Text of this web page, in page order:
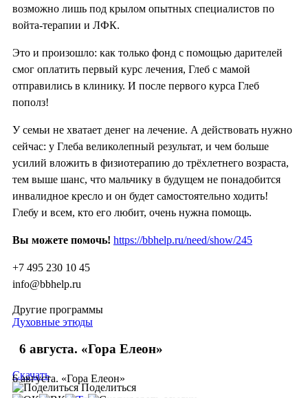
возможно лишь под крылом опытных специалистов по
войта-терапии и ЛФК.
Это и произошло: как только фонд с помощью дарителей
смог оплатить первый курс лечения, Глеб с мамой
отправились в клинику. И после первого курса Глеб
пополз!
У семьи не хватает денег на лечение. А действовать нужно
сейчас: у Глеба великолепный результат, и чем больше
усилий вложить в физиотерапию до трёхлетнего возраста,
тем выше шанс, что мальчику в будущем не понадобится
инвалидное кресло и он будет самостоятельно ходить!
Глебу и всем, кто его любит, очень нужна помощь.
Вы можете помочь! https://bbhelp.ru/need/show/245
+7 495 230 10 45
info@bbhelp.ru
Другие программы
Духовные этюды
6 августа. «Гора Елеон»
6 августа. «Гора Елеон»
Скачать
Поделиться